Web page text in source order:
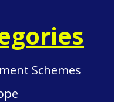
Schemes